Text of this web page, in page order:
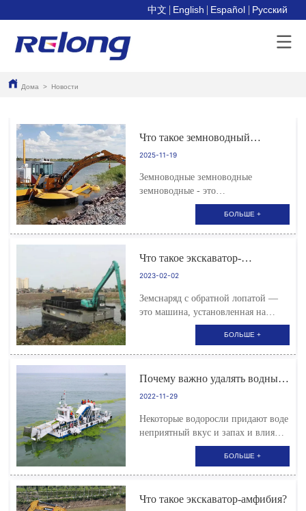
中文 English Español Pусский
Дома > Новости
Что такое земноводный
землечерпалка? Полное
универсальной
землечерпальной машине
2025-11-19
Земноводные земноводные
земноводные - это
специализированный тип
дноуглубительного и землеройного
оборудования, предназначенный
воде. Обладая способностью
беспрепятственно переходить
эта м...
БОЛЬШЕ +
Что такое экскаватор-
земснаряд?
2023-02-02
Земснаряд с обратной лопатой —
это машина, установленная на
лодке или барже, которая
используется для углубления
морского дна, чтобы более крупные
Земснаряд с обратной лопатой —
одно из инженерных судов,
БОЛЬШЕ +
Почему важно удалять водные
сорняки?
2022-11-29
Некоторые водоросли придают воде
неприятный вкус и запах и влияют
на здоровье людей. Как мы можем
контролировать эти растения?
БОЛЬШЕ +
Что такое экскаватор-амфибия?